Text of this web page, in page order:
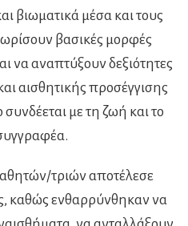
βιωματικά μέσα και τους
βασικές μορφές
να αναπτύξουν δεξιότητες
αισθητικής προσέγγισης
με τη ζωή και το
τριών αποτέλεσε
καθώς ενθαρρύνθηκαν να